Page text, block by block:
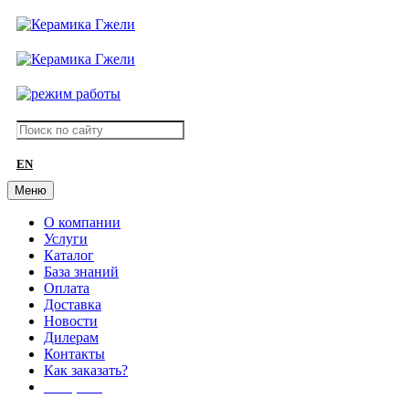
EN
Меню
О компании
Услуги
Каталог
База знаний
Оплата
Доставка
Новости
Дилерам
Контакты
Как заказать?